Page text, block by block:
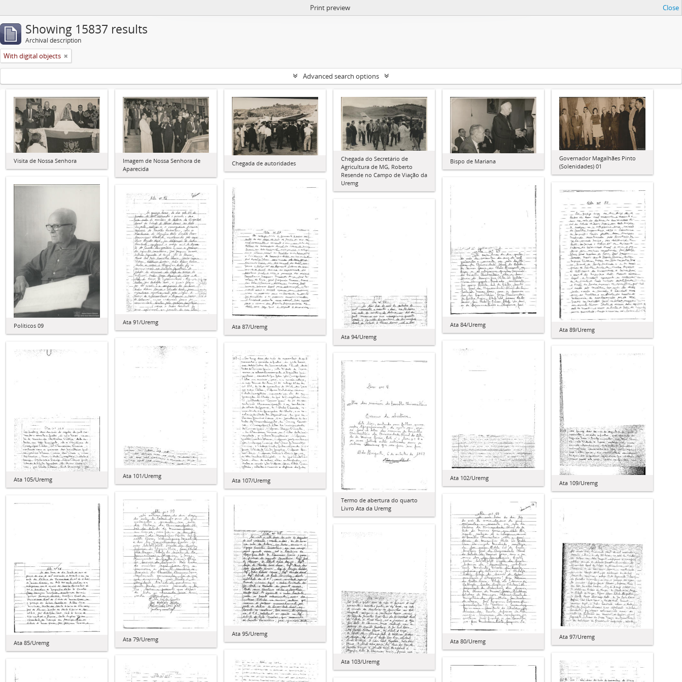
Print preview Close
Showing 15837 results
Archival description
With digital objects
Advanced search options
Visita de Nossa Senhora
Imagem de Nossa Senhora de
Aparecida
Chegada de autoridades
Chegada do Secretário de
Agricultura de MG, Roberto
Resende no Campo de Viação da
Uremg
Bispo de Mariana
Governador Magalhães Pinto
(Solenidades) 01
Políticos 09 Ata 84/Uremg
Ata 87/Uremg Ata 89/Uremg
Ata 91/Uremg
Ata 94/Uremg
Ata 101/Uremg Ata 102/Uremg
Ata 105/Uremg Ata 107/Uremg Ata 109/Uremg
Termo de abertura do quarto
Livro Ata da Uremg
Ata 79/Uremg Ata 80/Uremg
Ata 85/Uremg
Ata 95/Uremg Ata 97/Uremg
Ata 103/Uremg